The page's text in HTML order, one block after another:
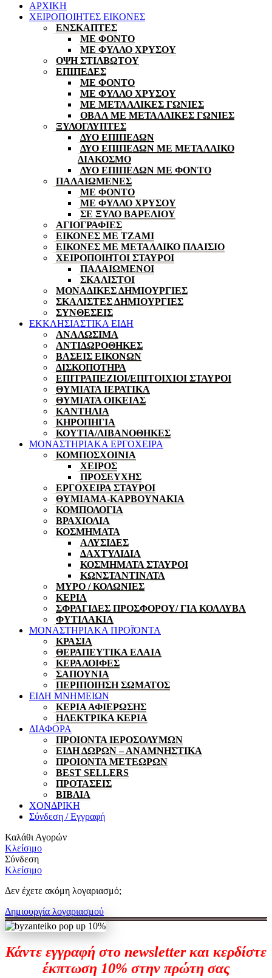
ΑΡΧΙΚΗ
ΧΕΙΡΟΠΟΙΗΤΕΣ ΕΙΚΟΝΕΣ
ΕΝΣΚΑΠΤΕΣ
ΜΕ ΦΟΝΤΟ
ΜΕ ΦΥΛΛΟ ΧΡΥΣΟΥ
ΟΨΗ ΣΤΙΛΒΩΤΟΥ
ΕΠΙΠΕΔΕΣ
ΜΕ ΦΟΝΤΟ
ΜΕ ΦΥΛΛΟ ΧΡΥΣΟΥ
ΜΕ ΜΕΤΑΛΛΙΚΕΣ ΓΩΝΙΕΣ
ΟΒΑΛ ΜΕ ΜΕΤΑΛΛΙΚΕΣ ΓΩΝΙΕΣ
ΞΥΛΟΓΛΥΠΤΕΣ
ΔΥΟ ΕΠΙΠΕΔΩΝ
ΔΥΟ ΕΠΙΠΕΔΩΝ ΜΕ ΜΕΤΑΛΛΙΚΟ
ΔΙΑΚΟΣΜΟ
ΔΥΟ ΕΠΙΠΕΔΩΝ ΜΕ ΦΟΝΤΟ
ΠΑΛΑΙΩΜΕΝΕΣ
ΜΕ ΦΟΝΤΟ
ΜΕ ΦΥΛΛΟ ΧΡΥΣΟΥ
ΣΕ ΞΥΛΟ ΒΑΡΕΛΙΟΥ
ΑΓΙΟΓΡΑΦΙΕΣ
ΕΙΚΟΝΕΣ ΜΕ ΤΖΑΜΙ
ΕΙΚΟΝΕΣ ΜΕ ΜΕΤΑΛΛΙΚΟ ΠΛΑΙΣΙΟ
ΧΕΙΡΟΠΟΙΗΤΟΙ ΣΤΑΥΡΟΙ
ΠΑΛΑΙΩΜΕΝΟΙ
ΣΚΑΛΙΣΤΟΙ
ΜΟΝΑΔΙΚΕΣ ΔΗΜΙΟΥΡΓΙΕΣ
ΣΚΑΛΙΣΤΕΣ ΔΗΜΙΟΥΡΓΙΕΣ
ΣΥΝΘΕΣΕΙΣ
ΕΚΚΛΗΣΙΑΣΤΙΚΑ ΕΙΔΗ
ΑΝΑΛΩΣΙΜΑ
ΑΝΤΙΔΩΡΟΘΗΚΕΣ
ΒΑΣΕΙΣ ΕΙΚΟΝΩΝ
ΔΙΣΚΟΠΟΤΗΡΑ
ΕΠΙΤΡΑΠΕΖΙΟΙ/ΕΠΙΤΟΙΧΙΟΙ ΣΤΑΥΡΟΙ
ΘΥΜΙΑΤΑ ΙΕΡΑΤΙΚΑ
ΘΥΜΙΑΤΑ ΟΙΚΕΙΑΣ
ΚΑΝΤΗΛΙΑ
ΚΗΡΟΠΗΓΙΑ
ΚΟΥΤΙΑ/ΛΙΒΑΝΟΘΗΚΕΣ
ΜΟΝΑΣΤΗΡΙΑΚΑ ΕΡΓΟΧΕΙΡΑ
ΚΟΜΠΟΣΧΟΙΝΙΑ
ΧΕΙΡΟΣ
ΠΡΟΣΕΥΧΗΣ
ΕΡΓΟΧΕΙΡΑ ΣΤΑΥΡΟΙ
ΘΥΜΙΑΜΑ-ΚΑΡΒΟΥΝΑΚΙΑ
ΚΟΜΠΟΛΟΓΙΑ
ΒΡΑΧΙΟΛΙΑ
ΚΟΣΜΗΜΑΤΑ
ΑΛΥΣΙΔΕΣ
ΔΑΧΤΥΛΙΔΙΑ
ΚΟΣΜΗΜΑΤΑ ΣΤΑΥΡΟΙ
ΚΩΝΣΤΑΝΤΙΝΑΤΑ
ΜΥΡΟ / ΚΟΛΩΝΙΕΣ
ΚΕΡΙΑ
ΣΦΡΑΓΙΔΕΣ ΠΡΟΣΦΟΡΟΥ/ ΓΙΑ ΚΟΛΛΥΒΑ
ΦΥΤΙΛΑΚΙΑ
ΜΟΝΑΣΤΗΡΙΑΚΑ ΠΡΟΪΌΝΤΑ
ΚΡΑΣΙΑ
ΘΕΡΑΠΕΥΤΙΚΑ ΕΛΑΙΑ
ΚΕΡΑΛΟΙΦΕΣ
ΣΑΠΟΥΝΙΑ
ΠΕΡΙΠΟΙΗΣΗ ΣΩΜΑΤΟΣ
ΕΙΔΗ ΜΝΗΜΕΙΩΝ
ΚΕΡΙΑ ΑΦΙΕΡΩΣΗΣ
ΗΛΕΚΤΡΙΚΑ ΚΕΡΙΑ
ΔΙΑΦΟΡΑ
ΠΡΟΙΟΝΤΑ ΙΕΡΟΣΟΛΥΜΩΝ
ΕΙΔΗ ΔΩΡΩΝ – ΑΝΑΜΝΗΣΤΙΚΑ
ΠΡΟΙΟΝΤΑ ΜΕΤΕΩΡΩΝ
BEST SELLERS
ΠΡΟΤΑΣΕΙΣ
ΒΙΒΛΙΑ
ΧΟΝΔΡΙΚΗ
Σύνδεση / Εγγραφή
Καλάθι Αγορών
Κλείσιμο
Σύνδεση
Κλείσιμο
Δεν έχετε ακόμη λογαριασμό;
Δημιουργία λογαριασμού
Κάντε εγγραφή στο newsletter και κερδίστε
έκπτωση 10% στην πρώτη σας